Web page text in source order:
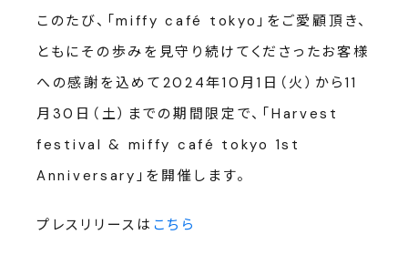
このたび、「miffy café tokyo」をご愛顧頂き、
ともにその歩みを見守り続けてくださったお客様
への感謝を込めて2024年10月1日（火）から11
月30日（土）までの期間限定で、「Harvest
festival & miffy café tokyo 1st
Anniversary」を開催します。
プレスリリースは こちら